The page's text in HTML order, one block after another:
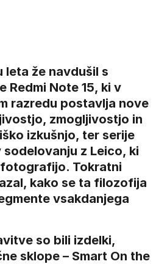
leta že navdušil s
Redmi Note 15, ki v
razredu postavlja nove
zmogljivostjo in
izkušnjo, ter serije
sodelovanju z Leico, ki
Tokratni
kako se ta filozofija
vsakdanjega
so bili izdelki,
sklope – Smart On the